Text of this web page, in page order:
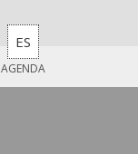
ES
AGENDA